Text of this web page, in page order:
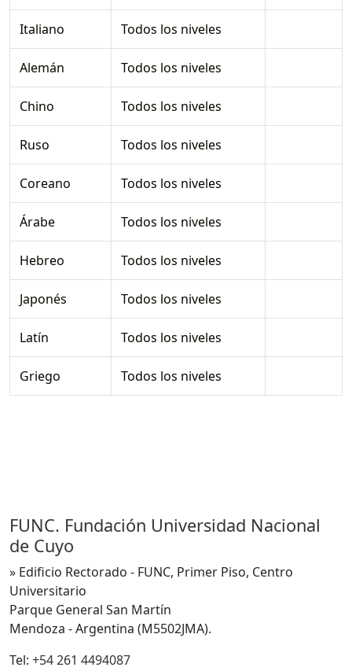
Italiano Todos los niveles
Alemán Todos los niveles
Chino Todos los niveles
Ruso Todos los niveles
Coreano Todos los niveles
Árabe Todos los niveles
Hebreo Todos los niveles
Japonés Todos los niveles
Latín Todos los niveles
Griego Todos los niveles
FUNC. Fundación Universidad Nacional
de Cuyo
» Edificio Rectorado - FUNC, Primer Piso, Centro
Universitario
Parque General San Martín
Mendoza - Argentina (M5502JMA).
Tel: +54 261 4494087